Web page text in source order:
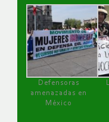
Defensoras
amenazadas en
México